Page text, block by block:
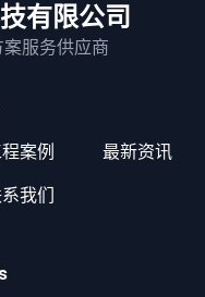
有限公司
服务供应商
案例 最新资讯
我们